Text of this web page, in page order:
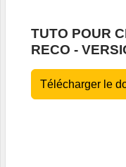
TUTO POUR
RECO -
Télécharger le